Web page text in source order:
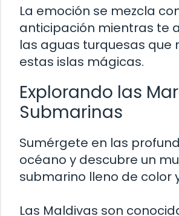
La emoción se mezcla
anticipación mientras te
las aguas turquesas que
estas islas mágicas.
Explorando las
Submarinas
Sumérgete en las
océano y descubre un
submarino lleno de color
Las Maldivas son